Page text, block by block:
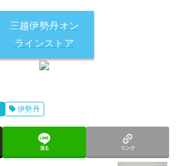
三越伊勢丹オン
ラインストア
伊勢丹
送る リンク